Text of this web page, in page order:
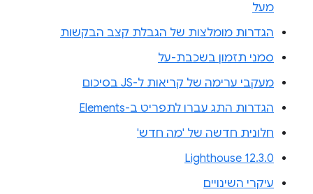
מעל
הגדרות מומלצות של הגבלת קצב הבקשות
סמני תזמון בשכבת-על
מעקבי ערימה של קריאות ל-JS בסיכום
הגדרות התג עברו לתפריט ב-Elements
חלונית חדשה של 'מה חדש'
Lighthouse 12.3.0
עיקרי השינויים